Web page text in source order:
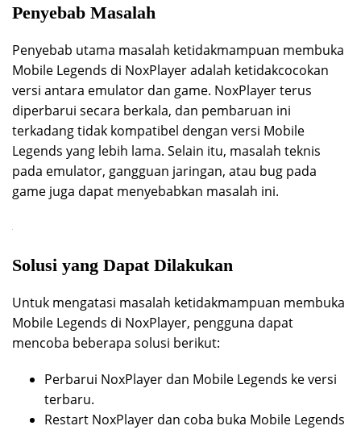
Penyebab Masalah
Penyebab utama masalah ketidakmampuan membuka
Mobile Legends di NoxPlayer adalah ketidakcocokan
versi antara emulator dan game. NoxPlayer terus
diperbarui secara berkala, dan pembaruan ini
terkadang tidak kompatibel dengan versi Mobile
Legends yang lebih lama. Selain itu, masalah teknis
pada emulator, gangguan jaringan, atau bug pada
game juga dapat menyebabkan masalah ini.
Solusi yang Dapat Dilakukan
Untuk mengatasi masalah ketidakmampuan membuka
Mobile Legends di NoxPlayer, pengguna dapat
mencoba beberapa solusi berikut:
Perbarui NoxPlayer dan Mobile Legends ke versi
terbaru.
Restart NoxPlayer dan coba buka Mobile Legends